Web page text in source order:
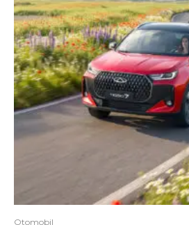
Otomobil